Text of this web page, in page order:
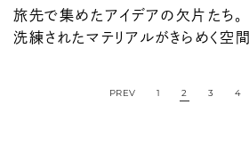
旅先で集めたアイデアの欠片たち。
洗練されたマテリアルがきらめく空間
1 2 3 4